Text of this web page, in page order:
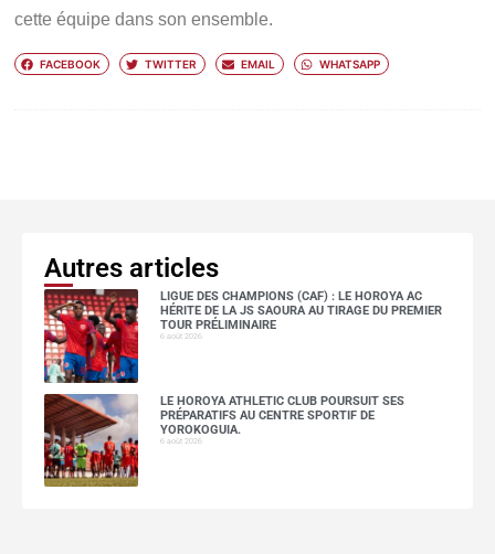
cette équipe dans son ensemble.
FACEBOOK TWITTER EMAIL WHATSAPP
Autres articles
LIGUE DES CHAMPIONS (CAF) : LE HOROYA AC
HÉRITE DE LA JS SAOURA AU TIRAGE DU PREMIER
TOUR PRÉLIMINAIRE
6 août 2026
LE HOROYA ATHLETIC CLUB POURSUIT SES
PRÉPARATIFS AU CENTRE SPORTIF DE
YOROKOGUIA.
6 août 2026